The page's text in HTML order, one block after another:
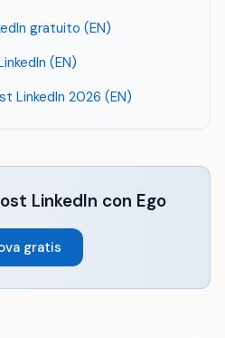
gratuito (EN)
(EN)
LinkedIn 2026 (EN)
LinkedIn con Ego
gratis